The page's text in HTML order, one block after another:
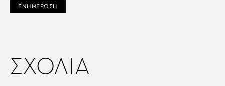
ΕΝΗΜΕΡΩΣΗ
ΣΧΟΛΙΑ